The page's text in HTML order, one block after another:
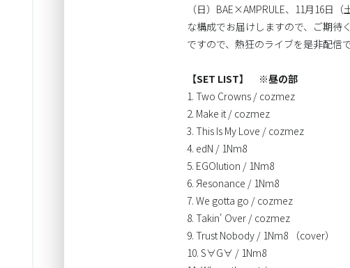
（日）BAE×AMPRULE、11月16日
な構成でお届けしますので、ご期待
ですので、熱狂のライブを是非配信
【SET LIST】 ※昼の部
1. Two Crowns / cozmez
2. Make it / cozmez
3. This Is My Love / cozmez
4. edN / 1Nm8
5. EGOlution / 1Nm8
6. Яesonance / 1Nm8
7. We gotta go / cozmez
8. Takin' Over / cozmez
9. Trust Nobody / 1Nm8 （cover）
10. S∀G∀ / 1Nm8